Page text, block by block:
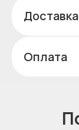
Доставка
Оплата